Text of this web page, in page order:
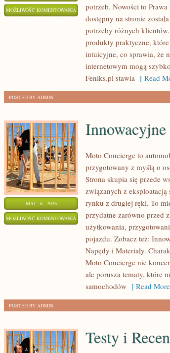
MOŻLIWOŚĆ KOMENTOWANIA NOWE
TECHNOLOGIE
potrzeb. Nowości to
dostępny na stronie
potrzeby różnych
produkty praktyczne,
intuicyjne, co sprawia, że
internetowym mogą
Feniks.pl stawia [ Read
POSTED BY ADMIN
MAJ - 6 - 2026
MOŻLIWOŚĆ KOMENTOWANIA INNOWACYJNE
NAPĘDY
MATERIAŁY
Moto Concierge to
przygotowany z myślą o
Strona skupia się przede
związanych z eksploatacją
rynku z drugiej ręki. To
przydatne zarówno przed
użytkowania,
pojazdu. Zobacz też:
Napędy i Materiały.
Moto Concierge nie
ale porusza tematy, które
samochodów [ Read
POSTED BY ADMIN
Testy i